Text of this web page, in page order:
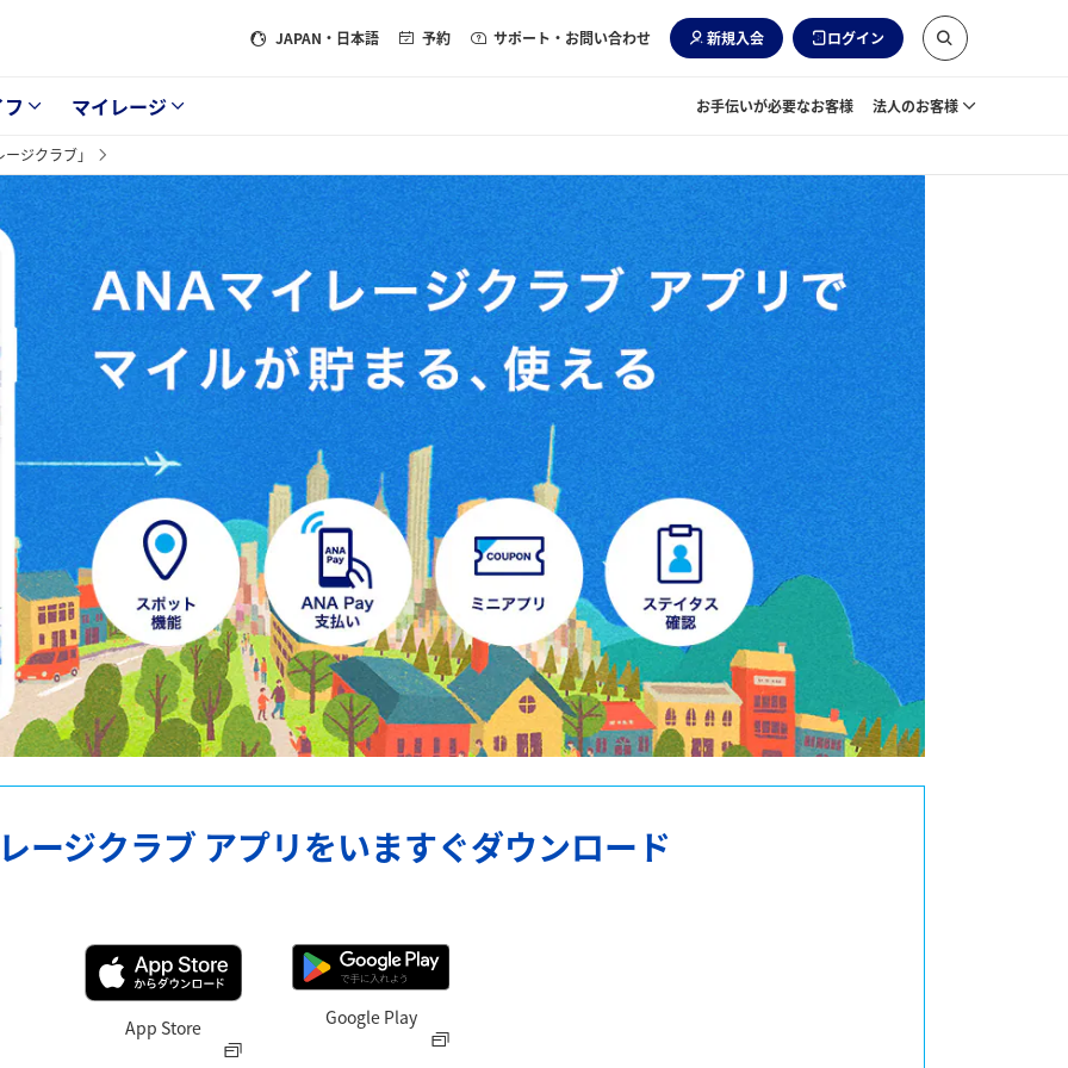
JAPAN ・日本語 予約 サポート・お問い合わせ 新規入会 ログイン
マイレージ お手伝いが必要なお客様 法人のお客様
ジクラブ」
ージクラブ アプリをいますぐダウンロード
App Store Google Play